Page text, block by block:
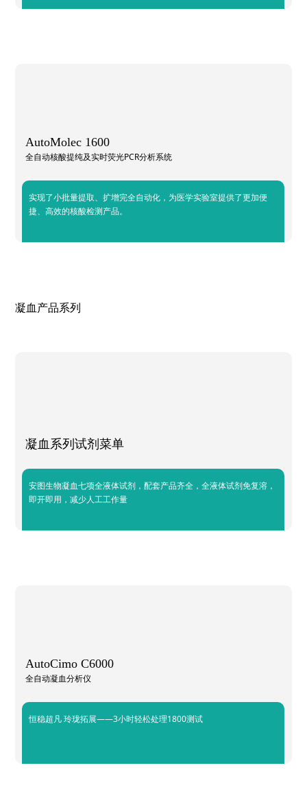
AutoMolec 1600
全自动核酸提纯及实时荧光PCR分析系统
实现了小批量提取、扩增完全自动化，为医学实验室提供了更加便
捷、高效的核酸检测产品。
凝血产品系列
凝血系列试剂菜单
安图生物凝血七项全液体试剂，配套产品齐全，全液体试剂免复溶，
即开即用，减少人工工作量
AutoCimo C6000
全自动凝血分析仪
恒稳超凡 玲珑拓展——3小时轻松处理1800测试